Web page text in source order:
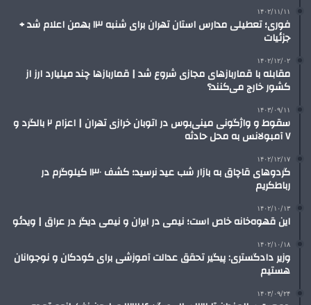
۱۴۰۲/۱۱/۱۱
فوری؛ تعطیلی مدارس استان تهران برای شنبه ۱۳ بهمن اعلام شد +
جزئیات
۱۴۰۲/۱۲/۰۲
مقابله با قماربازهای مجازی شروع شد | قماربازها چند میلیارد ارز از
کشور خارج می‌کنند؟
۱۴۰۳/۰۹/۱۱
سقوط و واژگونی مینی‌بوس در اتوبان خرازی تهران | اعزام ۲ بالگرد و
۷ آمبولانس به محل حادثه
۱۴۰۲/۱۲/۱۷
گردوهای قاچاق به بازار شب عید نرسید؛ کشف ۱۳۰ کیلوگرم در
رباط‌کریم
۱۴۰۲/۱۰/۱۳
این قهوه‌خانه‌ خاص است؛ نیمی در ایران و نیمی دیگر در عراق | ویدئو
۱۴۰۲/۱۰/۱۸
وزیر دادگستری: پیگیر تحقق عدالت آموزشی برای کودکان و نوجوانان
هستیم
۱۴۰۳/۰۹/۲۴